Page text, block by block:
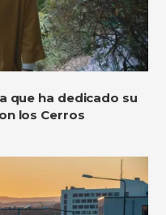
que ha dedicado su
los Cerros